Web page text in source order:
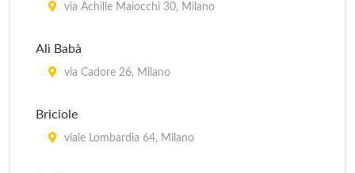
via Achille Maiocchi 30, Milano
Alì Babà
via Cadore 26, Milano
Briciole
viale Lombardia 64, Milano